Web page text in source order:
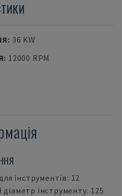
: 36 KW
: 12000 RPM
інструментів: 12
інструменту: 125